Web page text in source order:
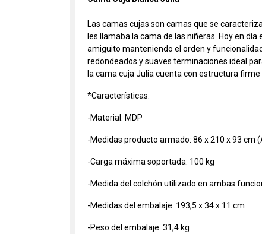
Las camas cujas son camas que se
les llamaba la cama de las niñeras. Hoy en
amiguito manteniendo el orden y
redondeados y suaves terminaciones ideal
la cama cuja Julia cuenta con estructura
*Características:
-Material: MDP
-Medidas producto armado: 86 x 210 x 93 cm
-Carga máxima soportada: 100 kg
-Medida del colchón utilizado en ambas
-Medidas del embalaje: 193,5 x 34 x 11 cm
-Peso del embalaje: 31,4 kg